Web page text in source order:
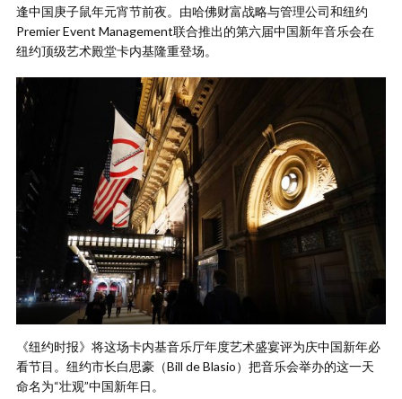
逢中国庚子鼠年元宵节前夜。由哈佛财富战略与管理公司和纽约
Premier Event Management联合推出的第六届中国新年音乐会在
纽约顶级艺术殿堂卡内基隆重登场。
《纽约时报》将这场卡内基音乐厅年度艺术盛宴评为庆中国新年必
看节目。纽约市长白思豪（Bill de Blasio）把音乐会举办的这一天
命名为“壮观”中国新年日。